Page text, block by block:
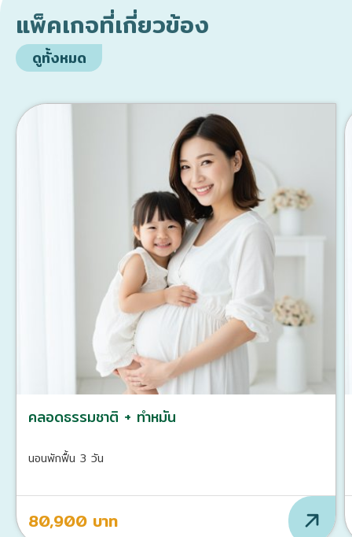
แพ็คเกจที่เกี่ยวข้อง
ดูทั้งหมด
คลอดธรรมชาติ + ทำหมัน
นอนพักฟื้น 3 วัน
80,900 บาท